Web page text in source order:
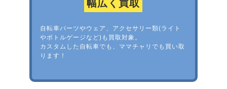
幅広く買取
自転車パーツやウェア、アクセサリー類(ライト
やボトルゲージなど)も買取対象。
カスタムした自転車でも、ママチャリでも買い取
ります！